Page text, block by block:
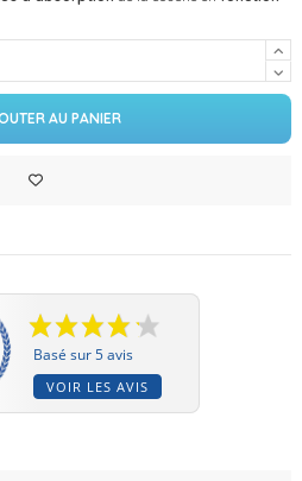
AU PANIER
Basé sur 5 avis
VOIR LES AVIS